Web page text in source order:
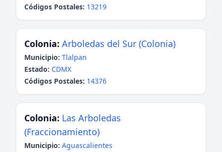
Códigos Postales: 13219
Colonia: Arboledas del Sur (Colonia)
Municipio: Tlalpan
Estado: CDMX
Códigos Postales: 14376
Colonia: Las Arboledas
(Fraccionamiento)
Municipio: Aguascalientes